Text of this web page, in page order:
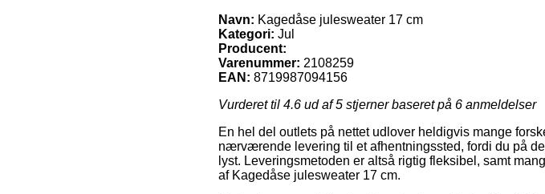
Navn: Kagedåse julesweater 17 cm
Kategori: Jul
Producent:
Varenummer: 2108259
EAN: 8719987094156
Vurderet til 4.6 ud af 5 stjerner baseret på 6 anmeldelser
En hel del outlets på nettet udlover heldigvis mange
nærværende levering til et afhentningssted, fordi du på
lyst. Leveringsmetoden er altså rigtig fleksibel, samt
af Kagedåse julesweater 17 cm.